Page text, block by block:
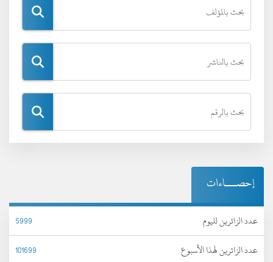
إحصـــاءات
عدد الزائرين لليوم
5999
عدد الزائرين لهذا الأسبوع
101699